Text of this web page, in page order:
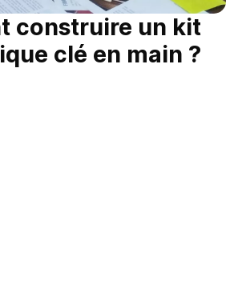
construire un kit
clé en main ?